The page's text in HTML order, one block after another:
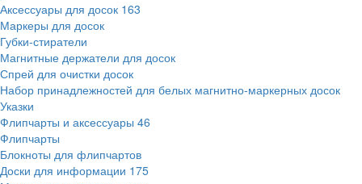
Аксессуары для досок 163
Маркеры для досок
Губки-стиратели
Магнитные держатели для досок
Спрей для очистки досок
Набор принадлежностей для белых магнитно-маркерных досок
Указки
Флипчарты и аксессуары 46
Флипчарты
Блокноты для флипчартов
Доски для информации 175